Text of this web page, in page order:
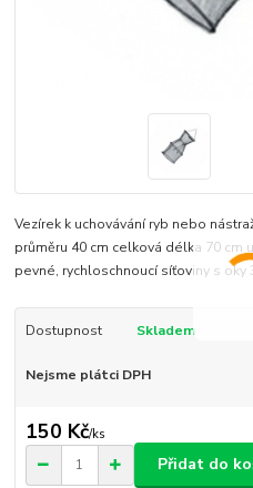
Vezírek k uchovávání ryb nebo
průměru 40 cm celková délka 70 cm
pevné, rychloschnoucí síťoviny s oky
Dostupnost Skladem
Nejsme plátci DPH
150 Kč/ks
Přidat do